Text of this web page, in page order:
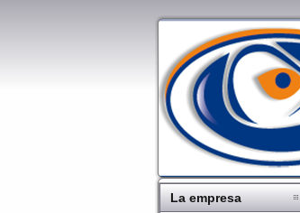
La empresa